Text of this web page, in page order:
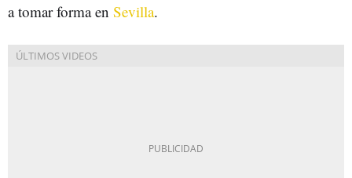
a tomar forma en Sevilla.